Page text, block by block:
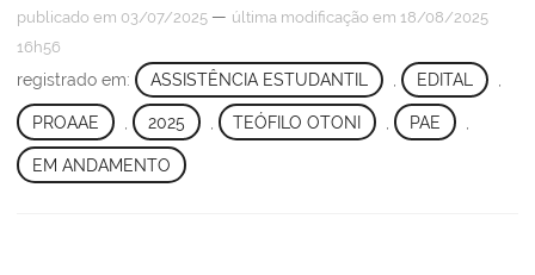
publicado em 03/07/2025 — última modificação em 18/08/2025
16h56
registrado em: ASSISTÊNCIA ESTUDANTIL EDITAL
PROAAE 2025 TEÓFILO OTONI , PAE
EM ANDAMENTO